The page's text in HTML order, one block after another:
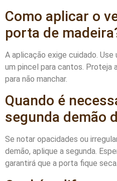
Como aplicar o
porta de
A aplicação exige cuidado. Use
um pincel para cantos. Proteja
para não manchar.
Quando é
segunda demão
Se notar opacidades ou
demão, aplique a segunda.
garantirá que a porta fique seca.